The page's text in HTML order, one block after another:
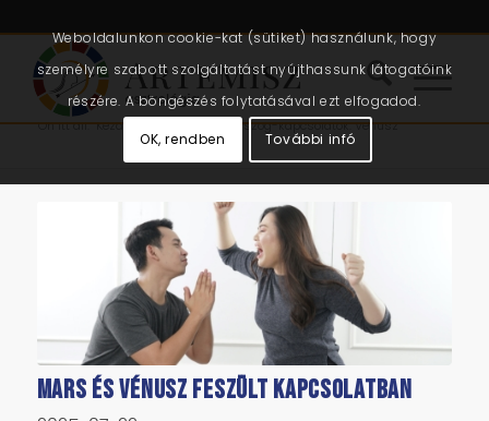
Ön itt áll: Kezdőlap fényszög-kapcsolatok: Vénusz
Mars és Vénusz feszült kapcsolatban
Weboldalunkon cookie-kat (sütiket) használunk, hogy
személyre szabott szolgáltatást nyújthassunk látogatóink
részére. A böngészés folytatásával ezt elfogadod.
OK, rendben További infó